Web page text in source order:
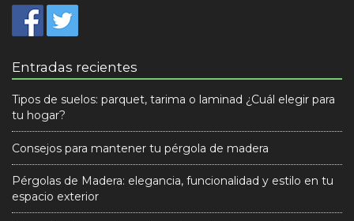
Entradas recientes
Tipos de suelos: parquet, tarima o laminad ¿Cuál elegir para
tu hogar?
Consejos para mantener tu pérgola de madera
Pérgolas de Madera: elegancia, funcionalidad y estilo en tu
espacio exterior